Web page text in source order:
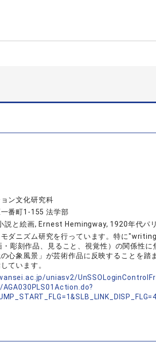
ン文化研究科
番町1-155 法学部
説と絵画, Ernest Hemingway, 1920年代パリ
ダニズム研究を行っています。特に
彫刻作品、見ること、視覚性）の関係性
心象風景」が芸術作品に反映することを踏
ています。
uniasv2/
AGA030PLS01Action.do?